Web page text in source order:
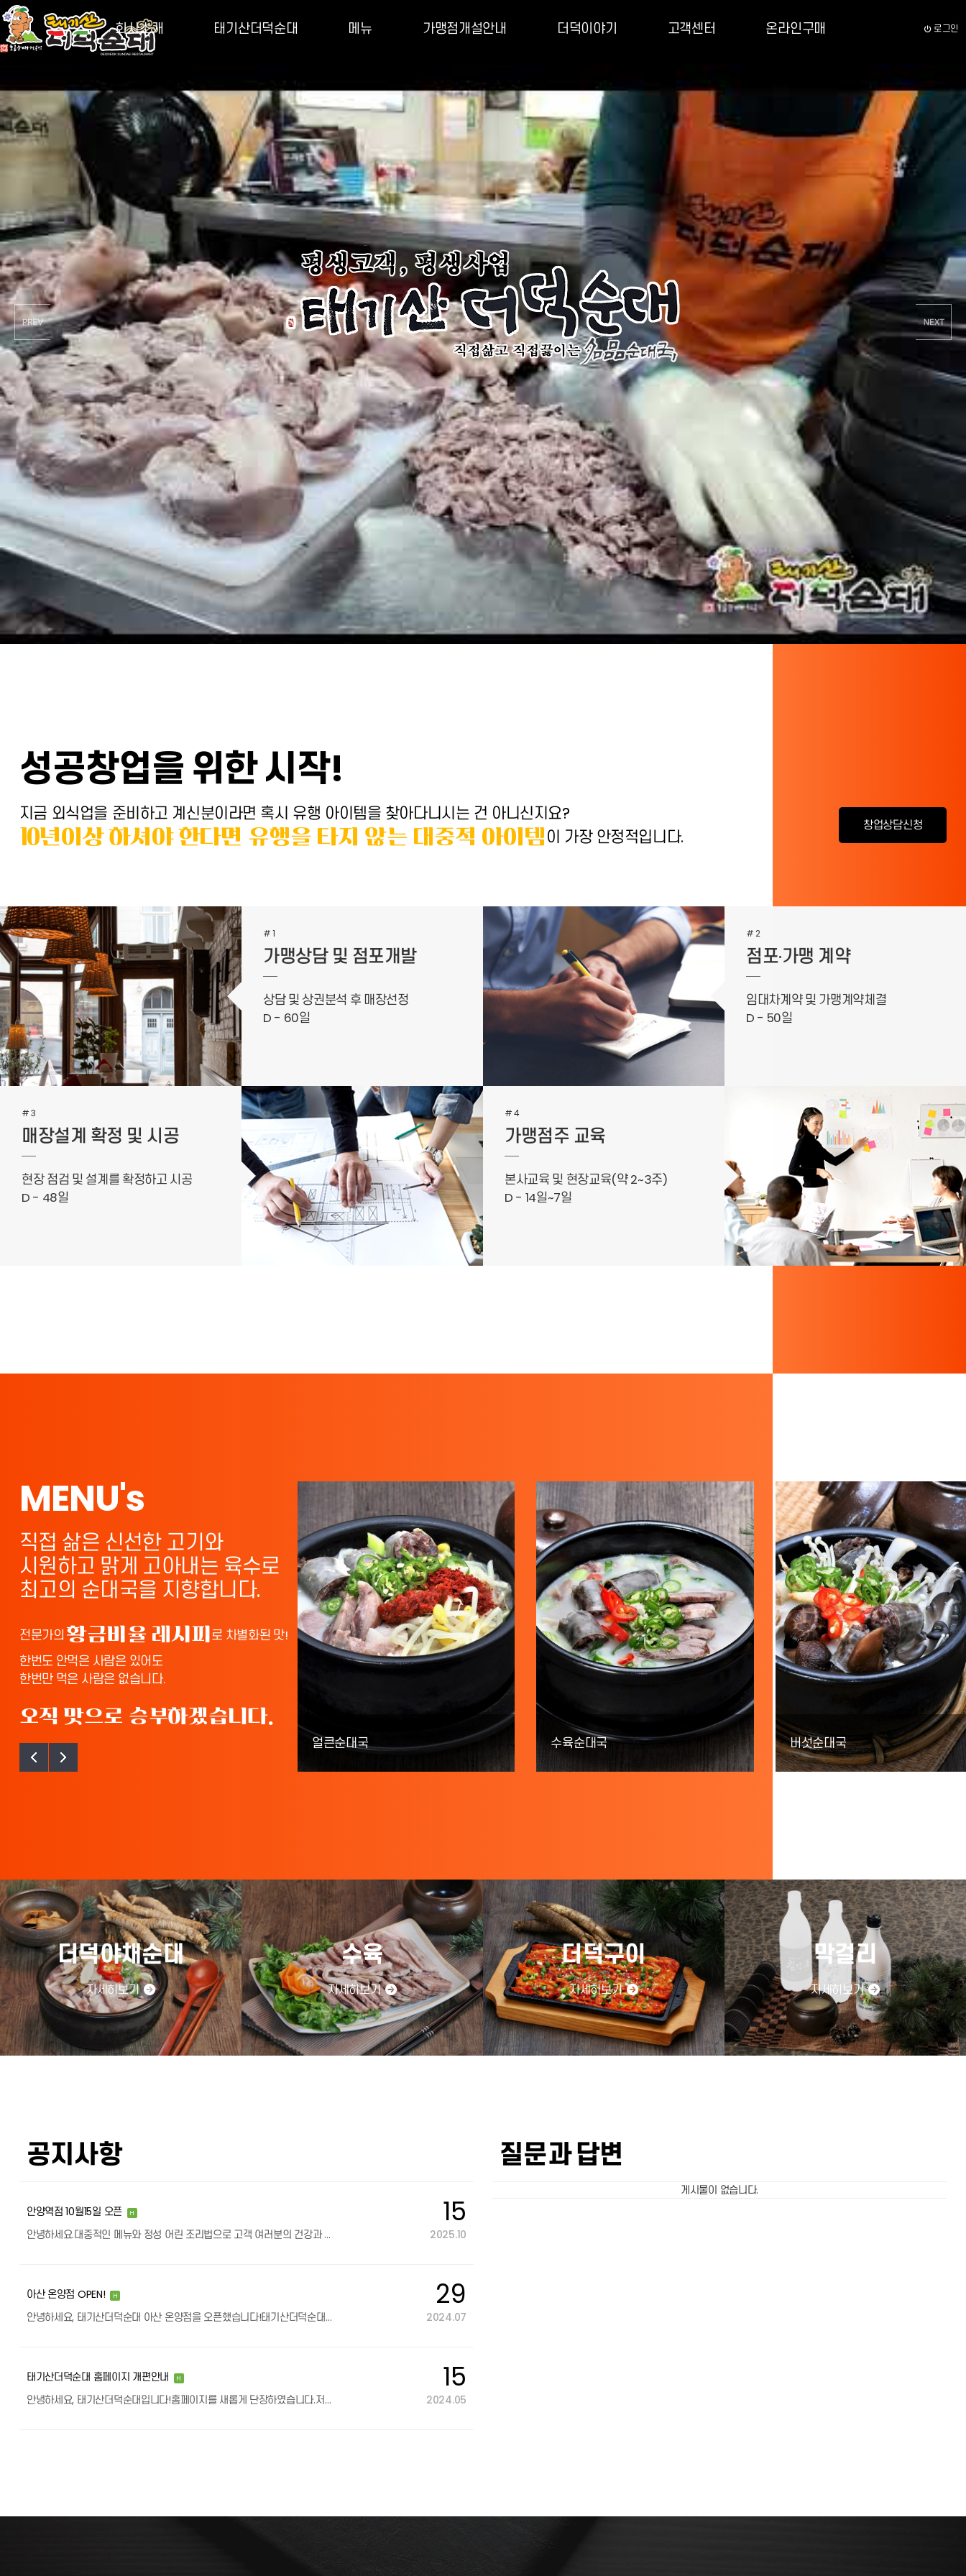
회사소개
회사연혁
오시는 길
태기산더덕순대
더덕야채순대
B.I
언론보도내용
메뉴
안주류
막걸리
가맹점개설안내
개설조건
개설비용
개설절차
온라인가맹상담
더덕이야기
더덕의 일반적 상식
더덕요리법
고객센터
공지사항
자주하시는질문
온라인구매 로그인
성공창업을 위한 시작!
지금 외식업을 준비하고 계신분이라면 혹시 유행 아이템을 찾아다니시는 건 아니신지요?
10년이상 하셔야 한다면 유행을 타지 않는 대중적 아이템이 가장 안정적입니다.
창업상담신청
#1
가맹상담 및 점포개발
상담 및 상권분석 후 매장선정
D - 60일
#2
점포·가맹 계약
임대차계약 및 가맹계약체결
D - 50일
#3
매장설계 확정 및 시공
현장 점검 및 설계를 확정하고 시공
D - 48일
#4
가맹점주 교육
본사교육 및 현장교육(약 2~3주)
D - 14일~7일
MENU's
직접 삶은 신선한 고기와
시원하고 맑게 고아내는 육수로
최고의 순대국을 지향합니다.
전문가의황금비율 레시피 로 차별화된 맛!
한번도 안먹은 사람은 있어도
한번만 먹은 사람은 없습니다.
오직 맛으로 승부하겠습니다.
더덕순대국 얼큰순대국 수육순대국 버섯순대국
더덕야채순대
자세히보기
수육
자세히보기
더덕구이
자세히보기
막걸리
자세히보기
공지사항
15
2025.10
안양역점 10월15일 오픈 H
안녕하세요.대중적인 메뉴와 정성 어린 조리법으로 고객 여러분의 건강과 입맛을 책임지는 태기…
29
2024.07
아산 온양점 OPEN! H
안녕하세요, 태기산더덕순대 아산 온양점을 오픈했습니다!태기산더덕순대는 유행을 따르기보다 충…
15
2024.05
태기산더덕순대 홈페이지 개편안내 H
안녕하세요, 태기산더덕순대입니다!홈페이지를 새롭게 단장하였습니다.저희는 외식업의 유행을 따…
질문과 답변
게시물이 없습니다.